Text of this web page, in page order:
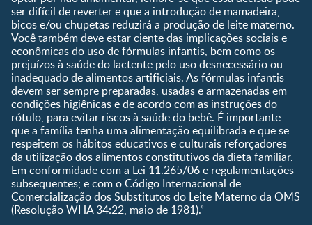
Calculadora de cor dos
olhos
Curva de crescimento do
bebê
Planeta dos Pais
Receitas
ser difícil de reverter e que a introdução de mamadeira,
bicos e/ou chupetas reduzirá a produção de leite materno.
Você também deve estar ciente das implicações sociais e
econômicas do uso de fórmulas infantis, bem como os
prejuízos à saúde do lactente pelo uso desnecessário ou
inadequado de alimentos artificiais. As fórmulas infantis
devem ser sempre preparadas, usadas e armazenadas em
condições higiênicas e de acordo com as instruções do
rótulo, para evitar riscos à saúde do bebê. É importante
que a família tenha uma alimentação equilibrada e que se
respeitem os hábitos educativos e culturais reforçadores
da utilização dos alimentos constitutivos da dieta familiar.
Em conformidade com a Lei 11.265/06 e regulamentações
subsequentes; e com o Código Internacional de
Comercialização dos Substitutos do Leite Materno da OMS
(Resolução WHA 34:22, maio de 1981).”